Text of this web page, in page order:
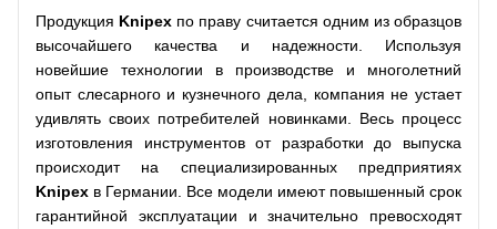
Продукция Knipex по праву считается одним из образцов
высочайшего качества и надежности. Используя
новейшие технологии в производстве и многолетний
опыт слесарного и кузнечного дела, компания не устает
удивлять своих потребителей новинками. Весь процесс
изготовления инструментов от разработки до выпуска
происходит на специализированных предприятиях
Knipex в Германии. Все модели имеют повышенный срок
гарантийной эксплуатации и значительно превосходят